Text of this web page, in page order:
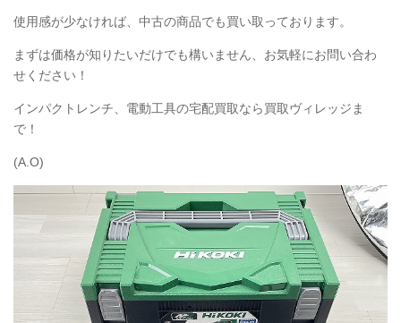
使用感が少なければ、中古の商品でも買い取っております。
まずは価格が知りたいだけでも構いません、お気軽にお問い合わ
せください！
インパクトレンチ、電動工具の宅配買取なら買取ヴィレッジま
で！
(A.O)